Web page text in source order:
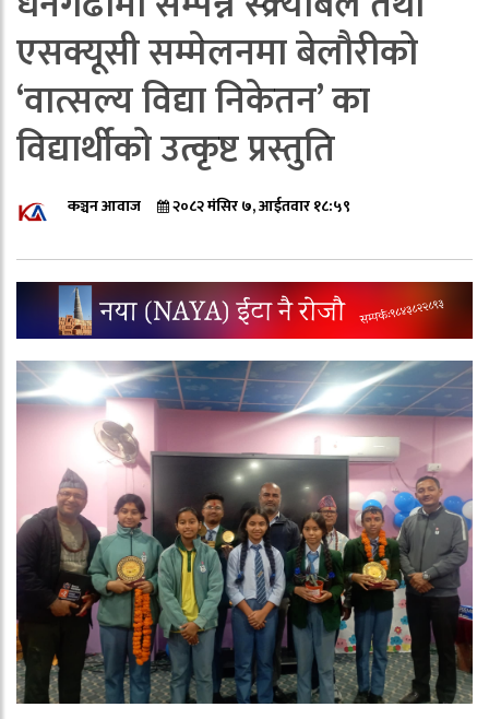
एसक्यूसी सम्मेलनमा बेलौरीको
‘वात्सल्य विद्या निकेतन’ का
विद्यार्थीको उत्कृष्ट प्रस्तुति
कञ्चन आवाज २०८२ मंसिर ७, आईतवार १८:५९